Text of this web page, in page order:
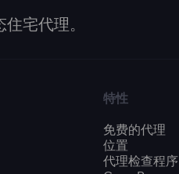
宅代理。
特性
免费的代理
位置
代理检查程序